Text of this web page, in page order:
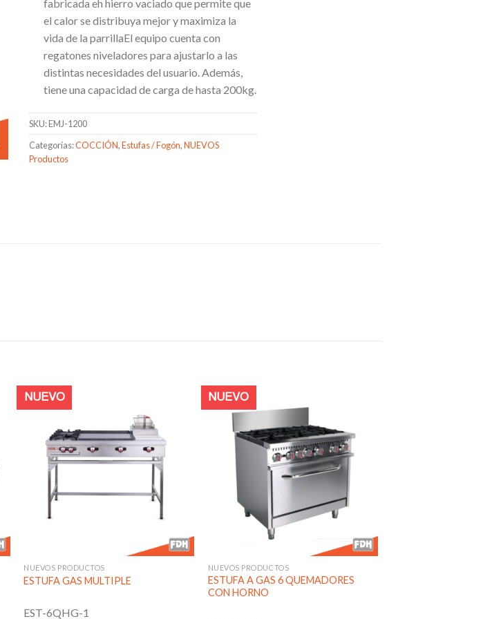
fabricada eh hierro vaciado que permite que
el calor se distribuya mejor y maximiza la
vida de la parrillaEl equipo cuenta con
regatones niveladores para ajustarlo a las
distintas necesidades del usuario. Además,
tiene una capacidad de carga de hasta 200kg.
SKU:EMJ-1200
Categorías:COCCIÓN,Estufas / Fogón,NUEVOS
Productos
NUEVO
Añadir
a la
lista de
deseos
NUEVOS PRODUCTOS
ESTUFA GAS MULTIPLE
EST-6QHG-1
NUEVO
Añadir
a la
lista de
NUEVOS PRODUCTOS
ESTUFA A GAS 6 QUEMADORES
CON HORNO